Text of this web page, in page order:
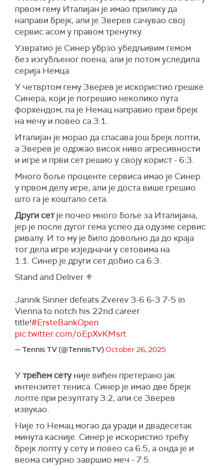
првом гему Италијан је имао прилику да
направи брејк, али је Зверев сачувао свој
сервис асом у правом тренутку.
Узвратио је Синер убрзо убедљивим гемом
без изгубљеног поена, али је потом уследила
серија Немца.
У четвртом гему Зверев је искористио грешке
Синера, који је погрешио неколико пута
форхендом, па је Немац направио први брејк
на мечу и повео са 3:1.
Италијан је морао да спасава још брејк лопти,
а Зверев је одржао висок ниво агресивности
и игре и први сет решио у своју корист - 6:3.
Много боље проценте сервиса имао је Синер
у првом делу игре, али је доста више грешио
што га је коштало сета.
Други сетје почео много боље за Италијана,
јер је после дугог гема успео да одузме сервис
ривалу. И то му је било довољно да до краја
тог дела игре изједначи у сетовима на
1:1. Синер је други сет добио са 6:3.
Stand and Deliver ⚜️
Jannik Sinner defeats Zverev 3-6 6-3 7-5 in
Vienna to notch his 22nd career
title!#ErsteBankOpen
pic.twitter.com/oEpXvKMsrt
— Tennis TV (@TennisTV) October 26, 2025
У трећем сетуније виђен претерано јак
интензитет тениса. Синер је имао две брејк
лопте при резултату 3:2, али се Зверев
извукао.
Није то Немац могао да уради и двадесетак
минута касније. Синер је искористио трећу
брејк лопту у сету и повео са 6:5, а онда је и
веома сигурно завршио меч - 7:5.